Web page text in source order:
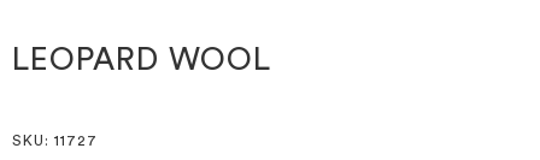
slutet
av
början
av
LEOPARD WOOL
SKU : 11727